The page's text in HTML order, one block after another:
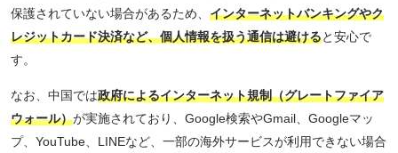
保護されていない場合があるため、 インターネットバンキングやク
レジットカード決済など、個人情報を扱う通信は避けると安心で
す。
なお、中国では政府によるインターネット規制（グレートファイア
ウォール）が実施されており、Google検索やGmail、Googleマッ
プ、YouTube、LINEなど、一部の海外サービスが利用できない場合